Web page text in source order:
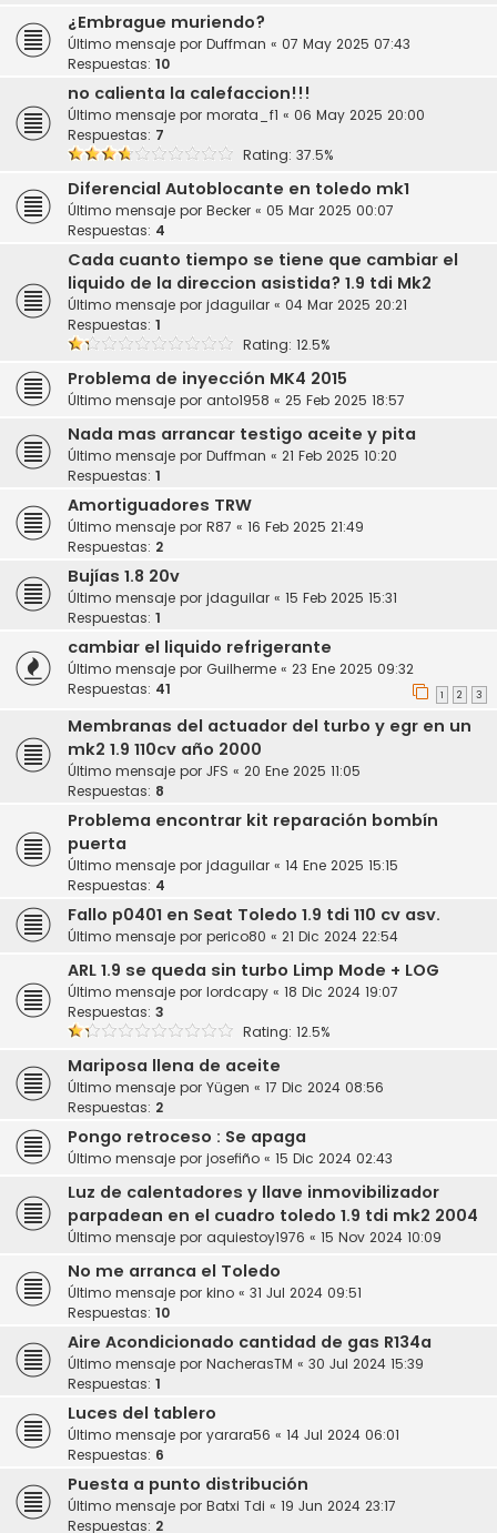
¿Embrague muriendo?
Último mensaje por Duffman « 07 May 2025 07:43
Respuestas: 10
no calienta la calefaccion!!!
Último mensaje por morata_f1 « 06 May 2025 20:00
Respuestas: 7
Rating: 37.5%
Diferencial Autoblocante en toledo mk1
Último mensaje por Becker « 05 Mar 2025 00:07
Respuestas: 4
Cada cuanto tiempo se tiene que cambiar el
liquido de la direccion asistida? 1.9 tdi Mk2
Último mensaje por jdaguilar « 04 Mar 2025 20:21
Respuestas: 1
Rating: 12.5%
Problema de inyección MK4 2015
Último mensaje por anto1958 « 25 Feb 2025 18:57
Nada mas arrancar testigo aceite y pita
Último mensaje por Duffman « 21 Feb 2025 10:20
Respuestas: 1
Amortiguadores TRW
Último mensaje por R87 « 16 Feb 2025 21:49
Respuestas: 2
Bujías 1.8 20v
Último mensaje por jdaguilar « 15 Feb 2025 15:31
Respuestas: 1
cambiar el liquido refrigerante
Último mensaje por Guilherme « 23 Ene 2025 09:32
Respuestas: 41 1 2 3
Membranas del actuador del turbo y egr en un
mk2 1.9 110cv año 2000
Último mensaje por JFS « 20 Ene 2025 11:05
Respuestas: 8
Problema encontrar kit reparación bombín
puerta
Último mensaje por jdaguilar « 14 Ene 2025 15:15
Respuestas: 4
Fallo p0401 en Seat Toledo 1.9 tdi 110 cv asv.
Último mensaje por perico80 « 21 Dic 2024 22:54
ARL 1.9 se queda sin turbo Limp Mode + LOG
Último mensaje por lordcapy « 18 Dic 2024 19:07
Respuestas: 3
Rating: 12.5%
Mariposa llena de aceite
Último mensaje por Yügen « 17 Dic 2024 08:56
Respuestas: 2
Pongo retroceso : Se apaga
Último mensaje por josefiño « 15 Dic 2024 02:43
Luz de calentadores y llave inmovibilizador
parpadean en el cuadro toledo 1.9 tdi mk2 2004
Último mensaje por aquiestoy1976 « 15 Nov 2024 10:09
No me arranca el Toledo
Último mensaje por kino « 31 Jul 2024 09:51
Respuestas: 10
Aire Acondicionado cantidad de gas R134a
Último mensaje por NacherasTM « 30 Jul 2024 15:39
Respuestas: 1
Luces del tablero
Último mensaje por yarara56 « 14 Jul 2024 06:01
Respuestas: 6
Puesta a punto distribución
Último mensaje por Batxi Tdi « 19 Jun 2024 23:17
Respuestas: 2